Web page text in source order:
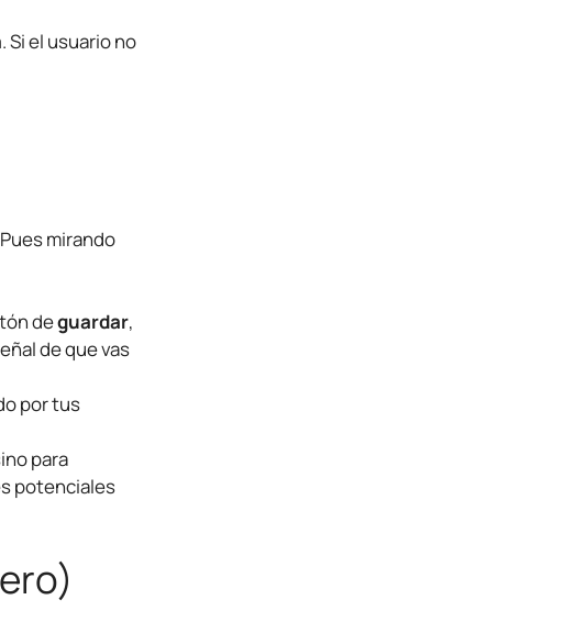
. Si el usuario no
mirando
deguardar,
de que vas
por tus
para
potenciales